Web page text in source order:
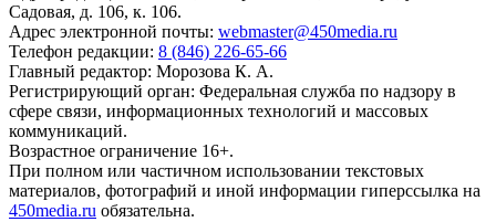
Садовая, д. 106, к. 106.
Адрес электронной почты: webmaster@450media.ru
Телефон редакции: 8 (846) 226-65-66
Главный редактор: Морозова К. А.
Регистрирующий орган: Федеральная служба по надзору в
сфере связи, информационных технологий и массовых
коммуникаций.
Возрастное ограничение 16+.
При полном или частичном использовании текстовых
материалов, фотографий и иной информации гиперссылка на
450media.ru обязательна.